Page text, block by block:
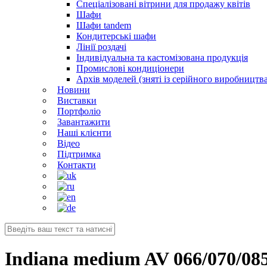
Спеціалізовані вітрини для продажу квітів
Шафи
Шафи tandem
Кондитерські шафи
Лінії роздачі
Індивідуальна та кастомізована продукція
Промислові кондиціонери
Архів моделей (зняті із серійного
Новини
Виставки
Портфоліо
Завантажити
Наші клієнти
Відео
Підтримка
Контакти
Indiana medium AV 066/070/